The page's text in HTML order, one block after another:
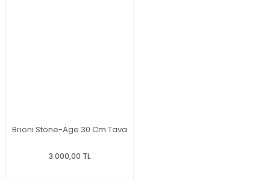
Brioni Stone-Age 30 Cm Tava
3.000,00 TL